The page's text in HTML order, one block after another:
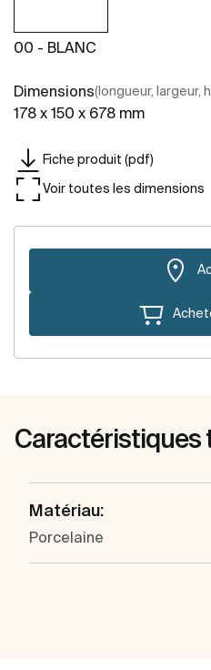
00 - BLANC
Dimensions(longueur, largeur,
178 x 150 x 678 mm
Fiche produit (pdf)
Voir toutes les dimensions
Caractéristiques
Matériau:
Porcelaine